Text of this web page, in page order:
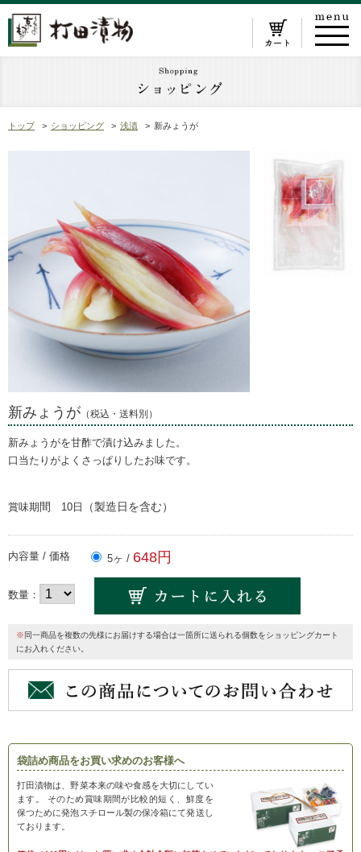
トップ ショッピング 浅漬 新みょうが
新みょうが （税込・送料別）
新みょうがを甘酢で漬け込みました。
口当たりがよくさっぱりしたお味です。
賞味期間 10日 （製造日を含む）
内容量 / 価格 5ヶ / 648円
数量：
※ 同一商品を複数の先様にお届けする場合は一箇所に送られる個数をショッピングカート
にお入れください。
袋詰め商品をお買い求めのお客様へ
打田漬物は、野菜本来の味や食感を大切にしてい
ます。
そのため賞味期間が比較的短く、鮮度を
保つために発泡スチロール製の保冷箱にて発送し
ております。